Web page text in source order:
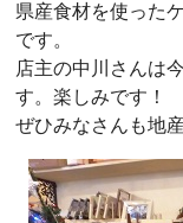
県産食材を使った
です。
店主の中川さんは
す。楽しみです！
ぜひみなさんも地